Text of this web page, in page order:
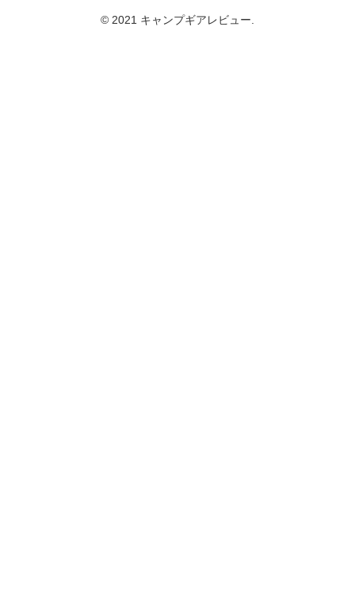
© 2021 キャンプギアレビュー.